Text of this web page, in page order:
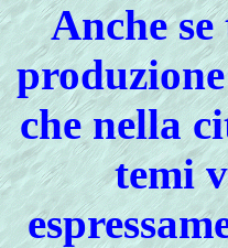
Anche
che nella
temi